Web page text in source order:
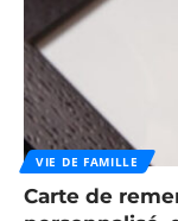
VIE DE FAMILLE
Carte de